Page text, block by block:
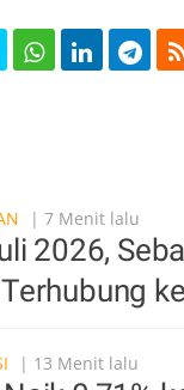
| 7 Menit lalu
2026,
| 13 Menit lalu